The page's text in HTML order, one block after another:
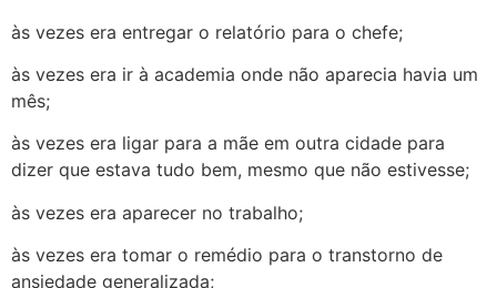
às vezes era entregar o relatório para o chefe;
às vezes era ir à academia onde não aparecia havia um
mês;
às vezes era ligar para a mãe em outra cidade para
dizer que estava tudo bem, mesmo que não estivesse;
às vezes era aparecer no trabalho;
às vezes era tomar o remédio para o transtorno de
ansiedade generalizada;